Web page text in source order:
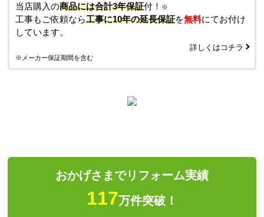
当店購入の商品には合計3年保証付！ ※
工事もご依頼なら工事に10年の延長保証を無料にてお付け
しています。
詳しくはコチラ
※メーカー保証期間を含む
おかげさまでリフォーム実績
117万件突破！